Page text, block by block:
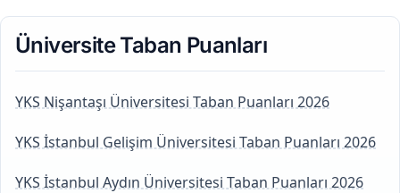
Üniversite Taban Puanları
YKS Nişantaşı Üniversitesi Taban Puanları 2026
YKS İstanbul Gelişim Üniversitesi Taban Puanları 2026
YKS İstanbul Aydın Üniversitesi Taban Puanları 2026